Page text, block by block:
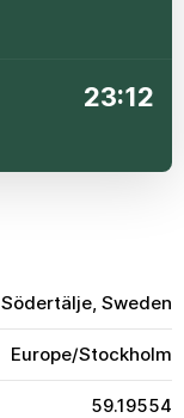
23:12
Södertälje, Sweden
Europe/Stockholm
59.19554